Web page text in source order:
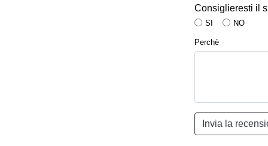
Consiglieresti il
SI NO
Perchè